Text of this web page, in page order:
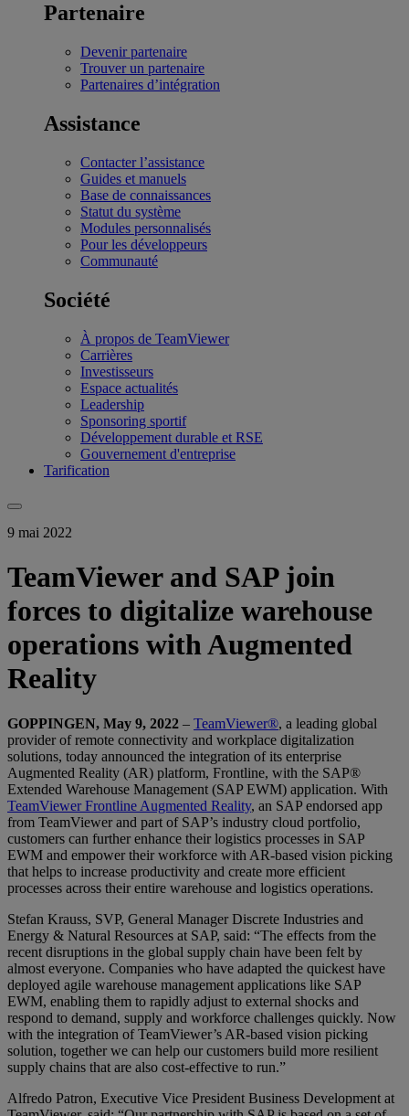
Partenaire
Devenir partenaire
Trouver un partenaire
Partenaires d’intégration
Assistance
Contacter l’assistance
Guides et manuels
Base de connaissances
Statut du système
Modules personnalisés
Pour les développeurs
Communauté
Société
À propos de TeamViewer
Carrières
Investisseurs
Espace actualités
Leadership
Sponsoring sportif
Développement durable et RSE
Gouvernement d'entreprise
Tarification
9 mai 2022
TeamViewer and SAP join
forces to digitalize warehouse
operations with Augmented
Reality
GOPPINGEN, May 9, 2022 – TeamViewer®, a leading global
provider of remote connectivity and workplace digitalization
solutions, today announced the integration of its enterprise
Augmented Reality (AR) platform, Frontline, with the SAP®
Extended Warehouse Management (SAP EWM) application. With
TeamViewer Frontline Augmented Reality, an SAP endorsed app
from TeamViewer and part of SAP’s industry cloud portfolio,
customers can further enhance their logistics processes in SAP
EWM and empower their workforce with AR-based vision picking
that helps to increase productivity and create more efficient
processes across their entire warehouse and logistics operations.
Stefan Krauss, SVP, General Manager Discrete Industries and
Energy & Natural Resources at SAP, said: “The effects from the
recent disruptions in the global supply chain have been felt by
almost everyone. Companies who have adapted the quickest have
deployed agile warehouse management applications like SAP
EWM, enabling them to rapidly adjust to external shocks and
respond to demand, supply and workforce challenges quickly. Now
with the integration of TeamViewer’s AR-based vision picking
solution, together we can help our customers build more resilient
supply chains that are also cost-effective to run.”
Alfredo Patron, Executive Vice President Business Development at